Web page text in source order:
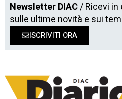
Newsletter DIAC/ Ricevi in
sulle ultime novità e sui
ISCRIVITI ORA